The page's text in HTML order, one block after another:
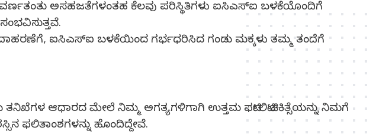
ಅಸಹಜತೆಗಳಂತಹ ಕೆಲವು ಪರಿಸ್ಥಿತಿಗಳು ಐಸಿಎಸ್‍ಐ ಬಳಕೆಯೊಂದಿಗೆ
ಐಸಿಎಸ್‍ಐ ಬಳಕೆಯಿಂದ ಗರ್ಭಧರಿಸಿದ ಗಂಡು ಮಕ್ಕಳು ತಮ್ಮ ತಂದೆಗೆ
ತನಿಖೆಗಳ ಆಧಾರದ ಮೇಲೆ ನಿಮ್ಮ ಅಗತ್ಯಗಳಿಗಾಗಿ ಉತ್ತಮ ಫರ್ಟಿಲಿಟಿ ಚಿಕಿತ್ಸೆಯನ್ನು ನಿಮಗೆ
ಫಲಿತಾಂಶಗಳನ್ನು ಹೊಂದಿದ್ದೇವೆ.